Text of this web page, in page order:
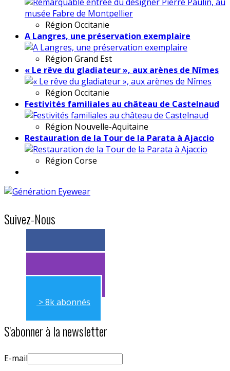
Région Occitanie
A Langres, une préservation exemplaire
Région Grand Est
« Le rêve du gladiateur », aux arènes de Nîmes
Région Occitanie
Festivités familiales au château de Castelnaud
Région Nouvelle-Aquitaine
Restauration de la Tour de la Parata à Ajaccio
Région Corse
Suivez-Nous
> 11k abonnés
> 11k abonnés
> 8k abonnés
S'abonner à la newsletter
E-mail